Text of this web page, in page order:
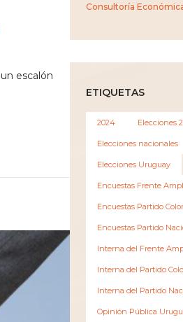
escalón
Consultoría
ETIQUETAS
2024 Elecciones
Elecciones nacionales
Elecciones Uruguay
Encuestas Frente
Encuestas Partido
Encuestas Partido
Interna del Frente
Interna del Partido
Interna del Partido
Opinión Pública